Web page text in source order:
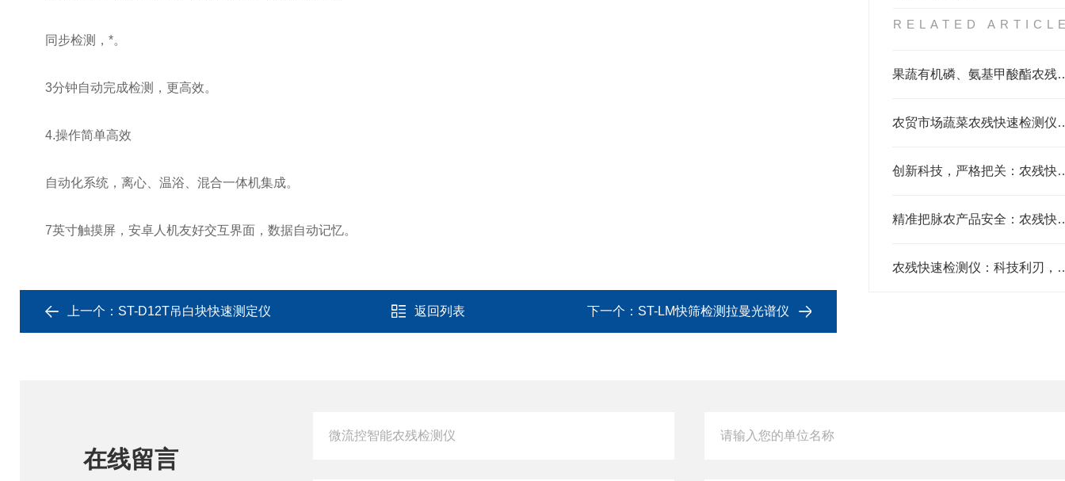
RELATED
果蔬有机磷、氨基甲酸酯农
农贸市场蔬菜农残
创新科技，严格把关
精准把脉农产品安
农残快速检测仪：
同步检测，*。
3分钟自动完成检测，更高效。
4.操作简单高效
自动化系统，离心、温浴、混合一体机集成。
7英寸触摸屏，安卓人机友好交互界面，数据自动记忆。
上一个： ST-D12T吊白块快速测定仪 返回列表 下一个： ST-LM快筛检测拉曼光谱仪
在线留言